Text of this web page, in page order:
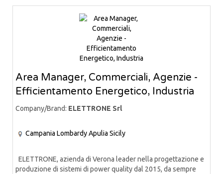
Area Manager, Commerciali, Agenzie -
Efficientamento Energetico, Industria
Company/Brand: ELETTRONE Srl
Campania LombardyApulia Sicily
ELETTRONE, azienda di Verona leader nella progettazione e
produzione di sistemi di power quality dal 2015, da sempre